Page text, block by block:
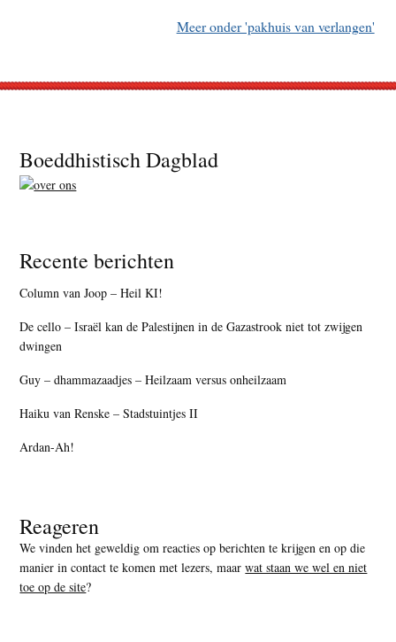
Meer onder 'pakhuis van verlangen'
Footer
Boeddhistisch Dagblad
Recente berichten
Column van Joop – Heil KI!
De cello – Israël kan de Palestijnen in de Gazastrook niet tot zwijgen
dwingen
Guy – dhammazaadjes – Heilzaam versus onheilzaam
Haiku van Renske – Stadstuintjes II
Ardan-Ah!
Reageren
We vinden het geweldig om reacties op berichten te krijgen en op die
manier in contact te komen met lezers, maarwat staan we wel en niet
toe op de site?